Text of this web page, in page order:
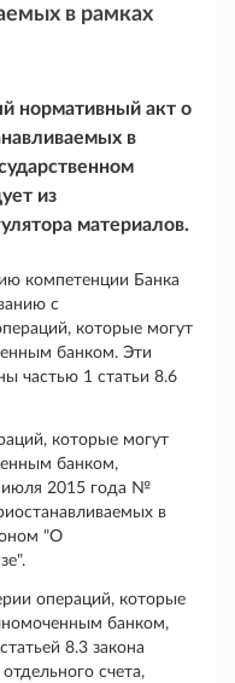
в рамках
нормативный акт о
в
из
материалов.
компетенции Банка
с
которые могут
банком. Эти
частью 1 статьи 8.6
которые могут
банком,
июля 2015 года №
в
"О
операций, которые
банком,
8.3 закона
счета,